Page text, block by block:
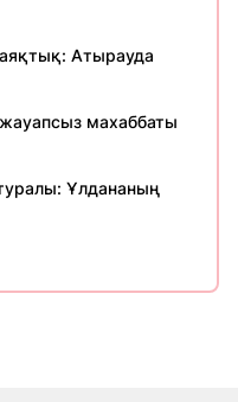
Атырауда
жауапсыз махаббаты
Ұлдананың